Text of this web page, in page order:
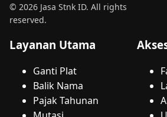
© 2026 Jasa Stnk ID. All rights
reserved.
Layanan Utama
Ganti Plat
Balik Nama
Pajak Tahunan